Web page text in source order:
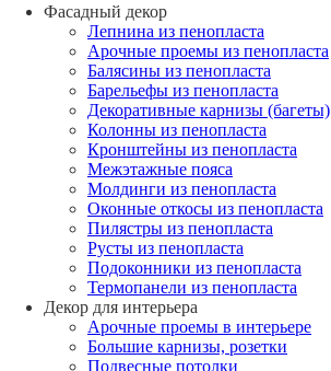
Фасадный декор
Лепнина из пенопласта
Арочные проемы из пенопласта
Балясины из пенопласта
Барельефы из пенопласта
Декоративные карнизы (багеты)
Колонны из пенопласта
Кронштейны из пенопласта
Межэтажные пояса
Молдинги из пенопласта
Оконные откосы из пенопласта
Пилястры из пенопласта
Русты из пенопласта
Подоконники из пенопласта
Термопанели из пенопласта
Декор для интерьера
Арочные проемы в интерьере
Большие карнизы, розетки
Подвесные потолки